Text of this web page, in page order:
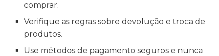
comprar.
Verifique as regras sobre devolução e troca de
produtos.
Use métodos de pagamento seguros e nunca